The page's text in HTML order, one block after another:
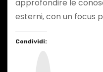
approfondire le
esterni, con un focus
Condividi: